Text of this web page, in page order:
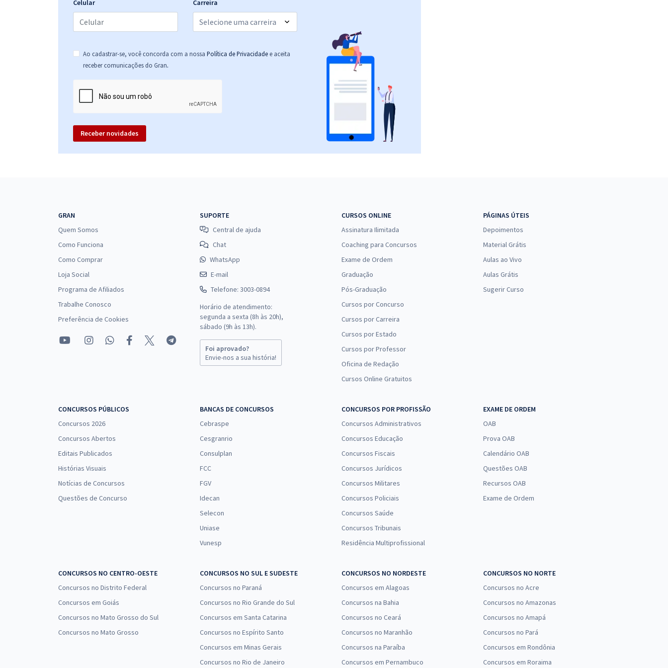
Prefeitura de Paracatu - MG - Conhecimentos
a Equipe Gran (Pós-Edital)
R$ 306,24à vista
25,52
(-20%)
Prefeitura de Paracatu - MG - Conhecimentos
Específicos Para o Cargo de Fisioterapeuta com a
Comprar
ou 12x deR$25,52
Edital)
Comprar
Prefeitura de Paracatu - MG - Conhecimentos
Específicos para o Cargo de Farmacêutico (Pós-
(-20%)
Prefeitura de Paracatu - MG - Engenheiro Civil (Pós-
Edital)
R$ 399,92à vista
ou 12x de
33,33 Comprar
(-20%)
Prefeitura de Paracatu - MG - Educador de Creche
(Pós-Edital)
Comprar
Prefeitura de Paracatu - MG - Odontólogo -
Comprar
(-20%)
Prefeitura de Paracatu - MG - Conhecimentos
Específicos para Odontólogo - Odontologia
Hospitalar (Pós-Edital)
R$ 239,92 à vista
ou 12x de R$
(-20%)
Comprar
Celular Carreira
Ao cadastrar-se, você concorda com a nossa Política de Privacidade e aceita
receber comunicações do Gran.
Receber novidades
GRAN
Quem Somos
Como Funciona
Como Comprar
Loja Social
Programa de Afiliados
Trabalhe Conosco
Preferência de Cookies
SUPORTE
Central de ajuda
Chat
WhatsApp
E-mail
Telefone: 3003-0894
Horário de atendimento:
segunda a sexta (8h às 20h),
sábado (9h às 13h).
Foi aprovado?
Envie-nos a sua história!
CURSOS ONLINE
Assinatura Ilimitada
Coaching para Concursos
Exame de Ordem
Graduação
Pós-Graduação
Cursos por Concurso
Cursos por Carreira
Cursos por Estado
Cursos por Professor
Oficina de Redação
Cursos Online Gratuitos
PÁGINAS ÚTEIS
Depoimentos
Material Grátis
Aulas ao Vivo
Aulas Grátis
Sugerir Curso
CONCURSOS PÚBLICOS
Concursos 2026
Concursos Abertos
Editais Publicados
Histórias Visuais
Notícias de Concursos
Questões de Concurso
BANCAS DE CONCURSOS
Cebraspe
Cesgranrio
Consulplan
FCC
FGV
Idecan
Selecon
Uniase
Vunesp
CONCURSOS POR PROFISSÃO
Concursos Administrativos
Concursos Educação
Concursos Fiscais
Concursos Jurídicos
Concursos Militares
Concursos Policiais
Concursos Saúde
Concursos Tribunais
Residência Multiprofissional
EXAME DE ORDEM
OAB
Prova OAB
Calendário OAB
Questões OAB
Recursos OAB
Exame de Ordem
CONCURSOS NO CENTRO-OESTE
Concursos no Distrito Federal
Concursos em Goiás
Concursos no Mato Grosso do Sul
Concursos no Mato Grosso
CONCURSOS NO SUL E SUDESTE
Concursos no Paraná
Concursos no Rio Grande do Sul
Concursos em Santa Catarina
Concursos no Espírito Santo
Concursos em Minas Gerais
Concursos no Rio de Janeiro
CONCURSOS NO NORDESTE
Concursos em Alagoas
Concursos na Bahia
Concursos no Ceará
Concursos no Maranhão
Concursos na Paraíba
Concursos em Pernambuco
CONCURSOS NO NORTE
Concursos no Acre
Concursos no Amazonas
Concursos no Amapá
Concursos no Pará
Concursos em Rondônia
Concursos em Roraima